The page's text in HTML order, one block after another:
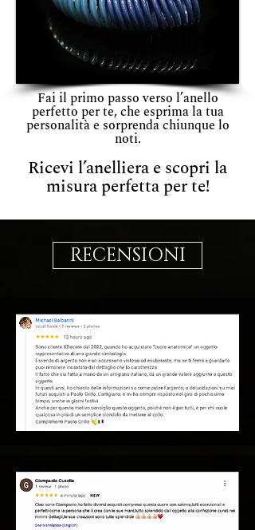
Fai il primo passo verso l’anello
perfetto per te, che esprima la tua
personalità e sorprenda chiunque lo
noti.
Ricevi l’anelliera e scopri la
misura perfetta per te!
RECENSIONI